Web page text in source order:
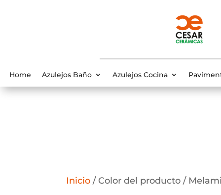
Home Azulejos Baño Azulejos Cocina
Inicio / Color del producto /